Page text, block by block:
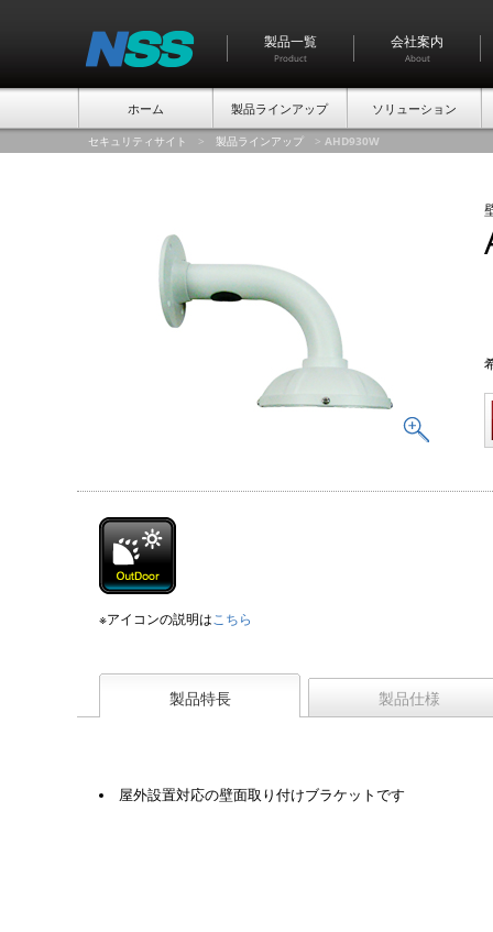
製品一覧
Product
会社案内
About
ホーム 製品ラインアップ ソリューション
セキュリティサイト > 製品ラインアップ > AHD930W
※アイコンの説明はこちら
製品特長 製品仕様
屋外設置対応の壁面取り付けブラケットです